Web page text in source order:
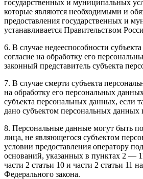
государственных и муниципальных
которые являются необходимыми и
предоставления государственных и
устанавливается Правительством
6. В случае недееспособности
согласие на обработку его
законный представитель субъекта
7. В случае смерти субъекта
на обработку его персональных
субъекта персональных данных, если
дано субъектом персональных данных
8. Персональные данные могут быть
лица, не являющегося субъектом
условии предоставления оператору
оснований, указанных в пунктах 2 —
части 2 статьи 10 и части 2 статьи 11
Федерального закона.